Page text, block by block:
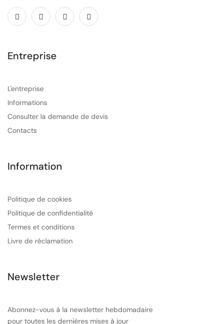
Entreprise
L'entreprise
Informations
Consulter la demande de devis
Contacts
Information
Politique de cookies
Politique de confidentialité
Termes et conditions
Livre de réclamation
Newsletter
Abonnez-vous à la newsletter hebdomadaire
pour toutes les dernières mises à jour